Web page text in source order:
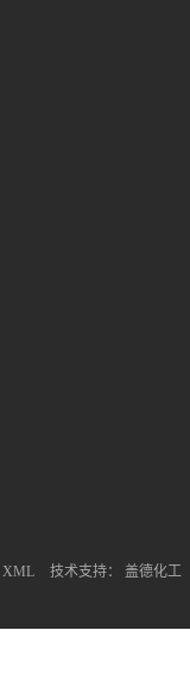
XML 技术支持：
盖德化工